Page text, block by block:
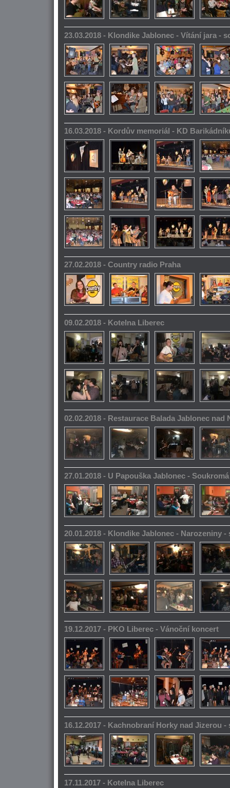
23.03.2018 - Klondike Jablonec - Vítání jara -
16.03.2018 - Kordův memoriál - KD
27.02.2018 - Country radio Praha
09.02.2018 - Kotelna Liberec
02.02.2018 - Restaurace Balada Jablonec nad
27.01.2018 - U Papouška Jablonec -
20.01.2018 - Klondike Jablonec - Narozeniny -
19.12.2017 - PKO Liberec - Vánoční koncert
16.12.2017 - Kachnobraní Horky nad Jizerou -
17.11.2017 - Kotelna Liberec